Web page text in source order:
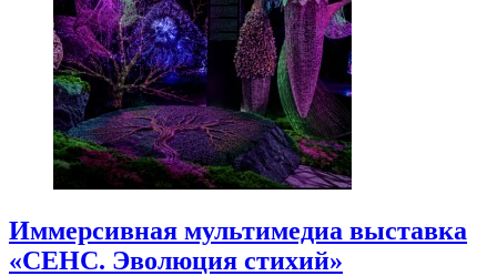
Иммерсивная мультимедиа выставка
«СЕНС. Эволюция стихий»